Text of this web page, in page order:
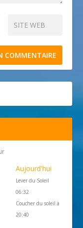
Aujourd'hui
Lever du Soleil
06:32
Coucher du soleil à
20:40